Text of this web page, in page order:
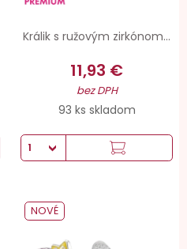
Králik s ružovým zirkónom...
11,93 €
bez DPH
93 ks skladom
NOVÉ